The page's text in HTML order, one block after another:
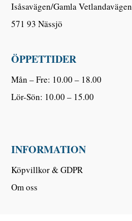
Isåsavägen/Gamla Vetlandavägen
571 93 Nässjö
ÖPPETTIDER
Mån – Fre: 10.00 – 18.00
Lör-Sön: 10.00 – 15.00
INFORMATION
Köpvillkor & GDPR
Om oss